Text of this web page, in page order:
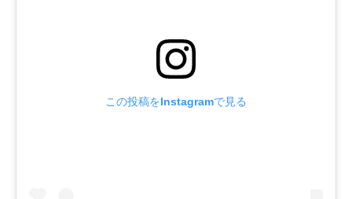
この投稿をInstagramで見る